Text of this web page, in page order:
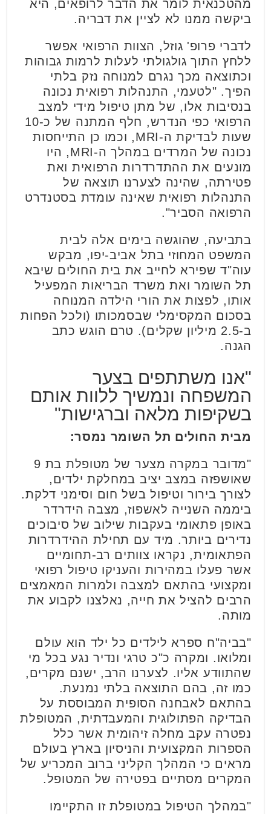
מהטכנאית לומר את הדבר לרופאים, היא
ביקשה ממנו לא לציין את דבריה.
לדברי פרופ' גוזל, הצוות הרפואי אפשר
ללחץ התוך גולגולתי לעלות לרמות גבוהות
וכתוצאה מכך נגרם למנוחה נזק בלתי
הפיך. "לטעמי, התנהלות רפואית נכונה
בנסיבות אלו, של מתן טיפול מידי למצב
הרפואי כפי הנדרש, חלף המתנה של כ-10
שעות לבדיקת ה-MRI, וכמו כן התייחסות
נכונה של המרדים במהלך ה-MRI, היו
מונעים את ההתדרדרות הרפואית ואת
פטירתה, שהינה לצערנו תוצאה של
התנהלות רפואית שאינה עומדת בסטנדרט
הרפואה הסביר".
בתביעה, שהוגשה בימים אלה לבית
המשפט המחוזי בתל אביב-יפו, מבקש
עוה"ד שפירא לחייב את בית החולים שיבא
תל השומר ואת משרד הבריאות המפעיל
אותו, לפצות את הורי הילדה המנוחה
בסכום המקסימלי שבסמכותו (ולכל הפחות
ב-2.5 מיליון שקלים). טרם הוגש כתב
הגנה.
"אנו משתתפים בצער
המשפחה ונמשיך ללוות אותם
בשקיפות מלאה וברגישות"
מבית החולים תל השומר נמסר:
"מדובר במקרה מצער של מטופלת בת 9
שאושפזה במצב יציב במחלקת ילדים,
לצורך בירור וטיפול בשל חום וסימני דלקת.
ביממה השנייה לאשפוז, מצבה הידרדר
באופן פתאומי בעקבות שילוב של סיבוכים
נדירים ביותר. מיד עם תחילת ההידרדרות
הפתאומית, נקראו צוותים רב-תחומיים
אשר פעלו במהירות והעניקו טיפול רפואי
ומקצועי בהתאם למצבה ולמרות המאמצים
הרבים להציל את חייה, נאלצנו לקבוע את
מותה.
"בביה"ח ספרא לילדים כל ילד הוא עולם
ומלואו. ומקרה כ"כ טרגי ונדיר נגע בכל מי
שהתוודע אליו. לצערנו הרב, ישנם מקרים,
כמו זה, בהם התוצאה בלתי נמנעת.
בהתאם לאבחנה הסופית המבוססת על
הבדיקה הפתולוגית והמעבדתית, המטופלת
נפטרה עקב מחלה זיהומית אשר כלל
הספרות המקצועית והניסיון בארץ בעולם
מראים כי המהלך הקליני ברוב המכריע של
המקרים מסתיים בפטירה של המטופל.
"במהלך הטיפול במטופלת זו התקיימו